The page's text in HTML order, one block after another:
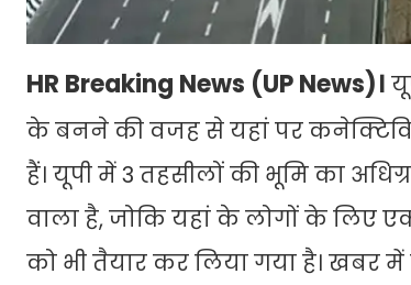
HR Breaking News (UP News)।
के बनने की वजह से यहां पर
हैं। यूपी में 3 तहसीलों की भूमि का
वाला है, जोकि यहां के लोगों के लिए
को भी तैयार कर लिया गया है। खबर